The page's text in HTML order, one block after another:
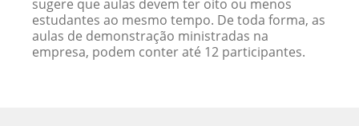
sugere que aulas devem ter oito ou menos
estudantes ao mesmo tempo. De toda forma, as
aulas de demonstração ministradas na
empresa, podem conter até 12 participantes.